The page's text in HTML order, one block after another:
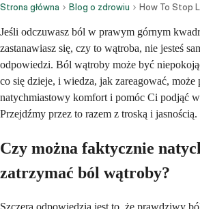
Strona główna Blog o zdrowiu
Jeśli odczuwasz ból w prawym górnym
zastanawiasz się, czy to wątroba, nie jesteś
odpowiedzi. Ból wątroby może być
co się dzieje, i wiedza, jak zareagować, może
natychmiastowy komfort i pomóc Ci podjąć
Przejdźmy przez to razem z troską i jasnością.
Czy można faktycznie
zatrzymać ból wątroby?
Szczerą odpowiedzią jest to, że prawdziwy